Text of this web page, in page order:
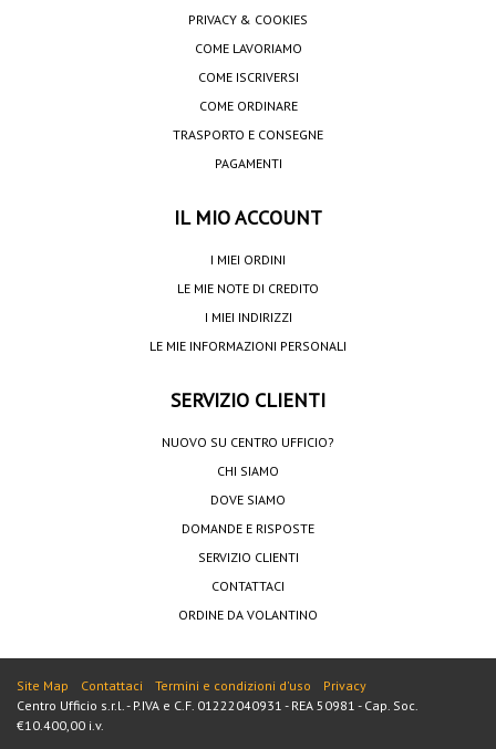
PRIVACY & COOKIES
COME LAVORIAMO
COME ISCRIVERSI
COME ORDINARE
TRASPORTO E CONSEGNE
PAGAMENTI
IL MIO ACCOUNT
I MIEI ORDINI
LE MIE NOTE DI CREDITO
I MIEI INDIRIZZI
LE MIE INFORMAZIONI PERSONALI
SERVIZIO CLIENTI
NUOVO SU CENTRO UFFICIO?
CHI SIAMO
DOVE SIAMO
DOMANDE E RISPOSTE
SERVIZIO CLIENTI
CONTATTACI
ORDINE DA VOLANTINO
Site Map Contattaci Termini e condizioni d'uso
Privacy
Centro Ufficio s.r.l. - P.IVA e C.F. 01222040931 - REA 50981 - Cap. Soc.
€10.400,00 i.v.